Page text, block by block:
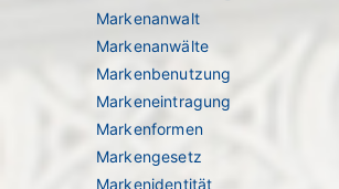
Markenanwalt
Markenanwälte
Markenbenutzung
Markeneintragung
Markenformen
Markengesetz
Markenidentität